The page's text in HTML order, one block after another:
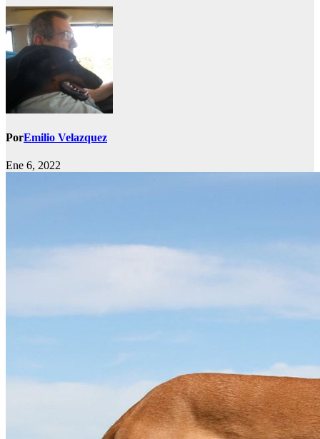
PorEmilio Velazquez
Ene 6, 2022